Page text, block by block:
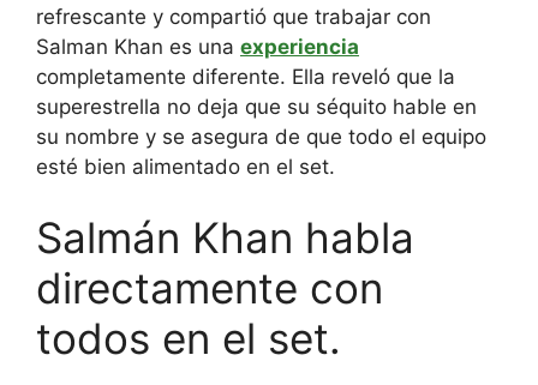
refrescante y compartió que trabajar con
Salman Khan es una experiencia
completamente diferente. Ella reveló que la
superestrella no deja que su séquito hable en
su nombre y se asegura de que todo el equipo
esté bien alimentado en el set.
Salmán Khan habla
directamente con
todos en el set.